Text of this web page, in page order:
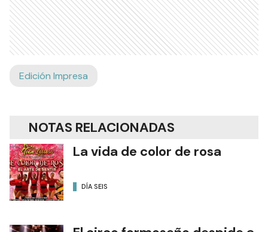
Edición Impresa
NOTAS RELACIONADAS
La vida de color de rosa
DÍA SEIS